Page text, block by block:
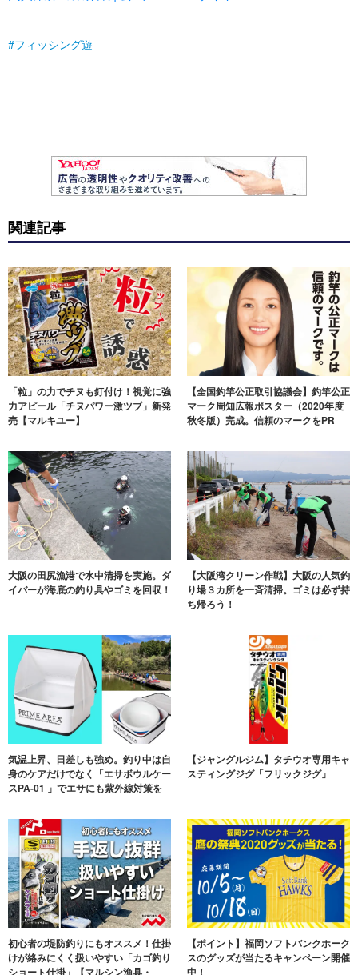
フィッシング遊
関連記事
「粒」の力でチヌも釘付け！視覚に強
力アピール「チヌパワー激ツブ」新発
売【マルキユー】
【全国釣竿公正取引協議会】釣竿公正
マーク周知広報ポスター（2020年度
秋冬版）完成。信頼のマークをPR
大阪の田尻漁港で水中清掃を実施。ダ
イバーが海底の釣り具やゴミを回収！
【大阪湾クリーン作戦】大阪の人気釣
り場３カ所を一斉清掃。ゴミは必ず持
ち帰ろう！
気温上昇、日差しも強め。釣り中は自
身のケアだけでなく「エサボウルケー
スPA-01 」でエサにも紫外線対策を
【ジャングルジム】タチウオ専用キャ
スティングジグ「フリックジグ」
初心者の堤防釣りにもオススメ！仕掛
けが絡みにくく扱いやすい「カゴ釣り
ショート仕掛」【マルシン漁具・
【ポイント】福岡ソフトバンクホーク
スのグッズが当たるキャンペーン開催
中！